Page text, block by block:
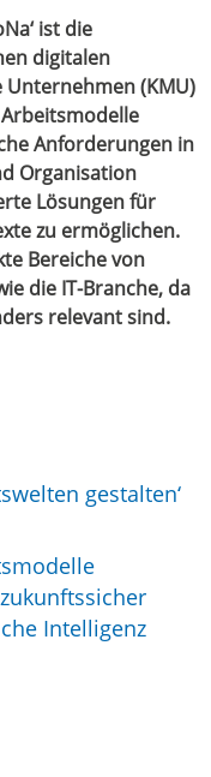
ist die
digitalen
(KMU)
Anforderungen in
Organisation
Lösungen für
zu ermöglichen.
Bereiche von
die IT-Branche, da
relevant sind.
gestalten‘
Intelligenz